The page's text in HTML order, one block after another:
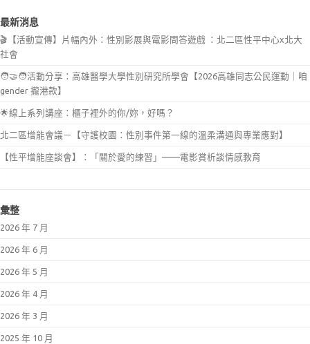
最新消息
🎬【活動宣傳】片幅內外：性別影展與電影問答遊戲 ：北二區性平中心x北大
社會
🧑‍🤝‍🧑活動分享：高雄醫學大學性別研究所學會【2026高雄同志公民運動｜咱
gender 攏港款】
🌟線上系列講座：櫃子裡外的你/妳，好嗎？
北二區增能會議－【守護校園：性別事件第一線的溫柔溝通與專業應對】
【性平增能座談會】：「關於愛的練習」——電影賞析談情感教育
彙整
2026 年 7 月
2026 年 6 月
2026 年 5 月
2026 年 4 月
2026 年 3 月
2025 年 10 月